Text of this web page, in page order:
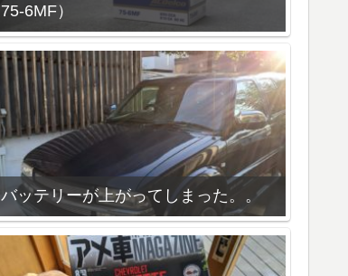
75-6MF）
バッテリーが上がってしまった。。